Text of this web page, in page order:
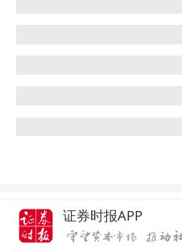
延伸阅读证券时报APP